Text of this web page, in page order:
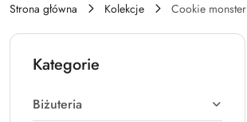
Strona główna Kolekcje Cookie monster
Kategorie
Biżuteria